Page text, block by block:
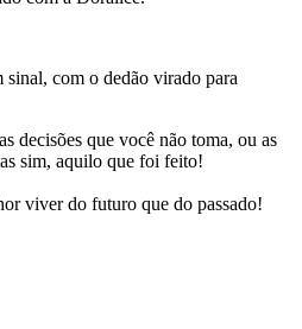
com o dedão virado para
decisões que você não toma, ou as
sim, aquilo que foi feito!
viver do futuro que do passado!